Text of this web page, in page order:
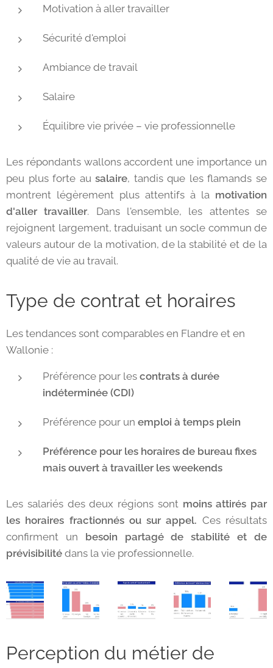
Motivation à aller travailler
Sécurité d'emploi
Ambiance de travail
Salaire
Équilibre vie privée – vie professionnelle
Les répondants wallons accordent une importance un
peu plus forte ausalaire, tandis que les flamands se
montrent légèrement plus attentifs à la motivation
d'aller travailler. Dans l'ensemble, les attentes se
rejoignent largement, traduisant un socle commun de
valeurs autour de la motivation, de la stabilité et de la
qualité de vie au travail.
Type de contrat et horaires
Les tendances sont comparables en Flandre et en
Wallonie :
Préférence pour les contrats à durée
indéterminée (CDI)
Préférence pour un emploi à temps plein
Préférence pour les horaires de bureau fixes
mais ouvert à travailler les weekends
Les salariés des deux régions sontmoins attirés par
les horaires fractionnés ou sur appel. Ces résultats
confirment un besoin partagé de stabilité et de
prévisibilité dans la vie professionnelle.
Perception du métier de